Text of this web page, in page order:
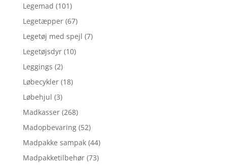
Legemad (101)
Legetæpper (67)
Legetøj med spejl (7)
Legetøjsdyr (10)
Leggings (2)
Løbecykler (18)
Løbehjul (3)
Madkasser (268)
Madopbevaring (52)
Madpakke sampak (44)
Madpakketilbehør (73)